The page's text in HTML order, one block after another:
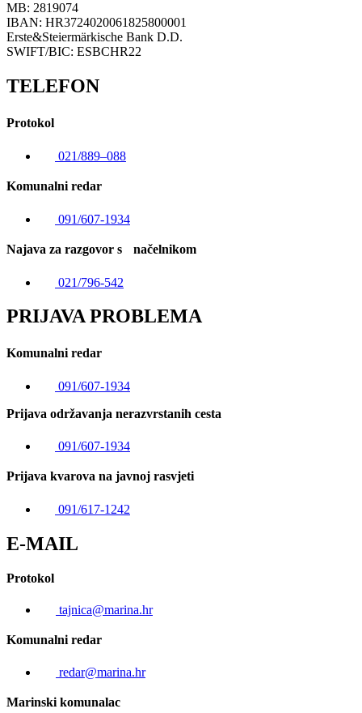
MB: 2819074
IBAN: HR3724020061825800001
Erste&Steiermärkische Bank D.D.
SWIFT/BIC: ESBCHR22
TELEFON
Protokol
021/889–088
Komunalni redar
091/607-1934
Najava za razgovor s načelnikom
021/796-542
PRIJAVA PROBLEMA
Komunalni redar
091/607-1934
Prijava održavanja nerazvrstanih cesta
091/607-1934
Prijava kvarova na javnoj rasvjeti
091/617-1242
E-MAIL
Protokol
tajnica@marina.hr
Komunalni redar
redar@marina.hr
Marinski komunalac